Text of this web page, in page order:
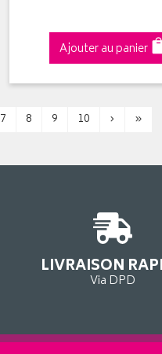
Ajouter au panier
7 8 9 10 › »
LIVRAISON
Via DPD